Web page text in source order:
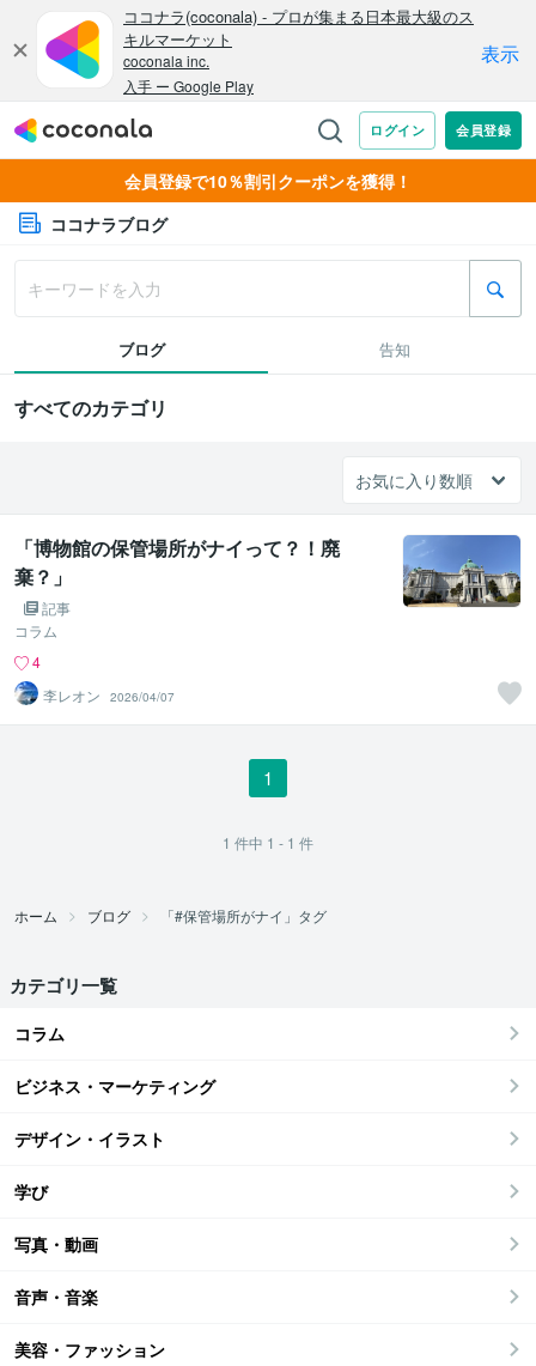
会員登録で10％割引クーポンを獲得！
ココナラブログ
ブログ 告知
すべてのカテゴリ
「博物館の保管場所がナイって？！廃
棄？」
記事
コラム
4
李レオン
2026/04/07
1
1 件中 1 - 1 件
ホーム ブログ 「#保管場所がナイ」タグ
カテゴリ一覧
コラム
ビジネス・マーケティング
デザイン・イラスト
学び
写真・動画
音声・音楽
美容・ファッション